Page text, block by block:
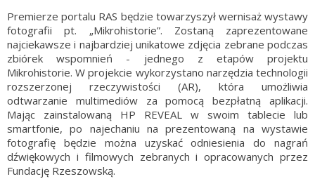
Premierze portalu RAS będzie towarzyszył wernisaż wystawy
fotografii pt. „Mikrohistorie”. Zostaną zaprezentowane
najciekawsze i najbardziej unikatowe zdjęcia zebrane podczas
zbiórek wspomnień - jednego z etapów projektu
Mikrohistorie. W projekcie wykorzystano narzędzia technologii
rozszerzonej rzeczywistości (AR), która umożliwia
odtwarzanie multimediów za pomocą bezpłatną aplikacji.
Mając zainstalowaną HP REVEAL w swoim tablecie lub
smartfonie, po najechaniu na prezentowaną na wystawie
fotografię będzie można uzyskać odniesienia do nagrań
dźwiękowych i filmowych zebranych i opracowanych przez
Fundację Rzeszowską.